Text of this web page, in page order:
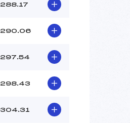
288.17
290.06
297.54
298.43
304.31